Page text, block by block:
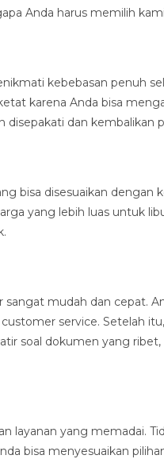
Anda harus memilih
kebebasan penuh
karena Anda bisa
dan kembalikan
bisa disesuaikan dengan
yang lebih luas untuk
mudah dan cepat.
service. Setelah
soal dokumen yang
layanan yang memadai.
bisa menyesuaikan